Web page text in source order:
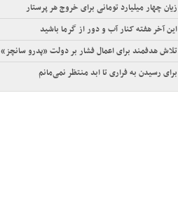
زیان چهار میلیارد تومانی برای خروج هر پرستار
این آخر هفته کنار آب و دور از گرما باشید
تلاش هدفمند برای اعمال فشار بر دولت «پدرو سانچز»
برای رسیدن به فراری تا ابد منتظر نمی‌مانم